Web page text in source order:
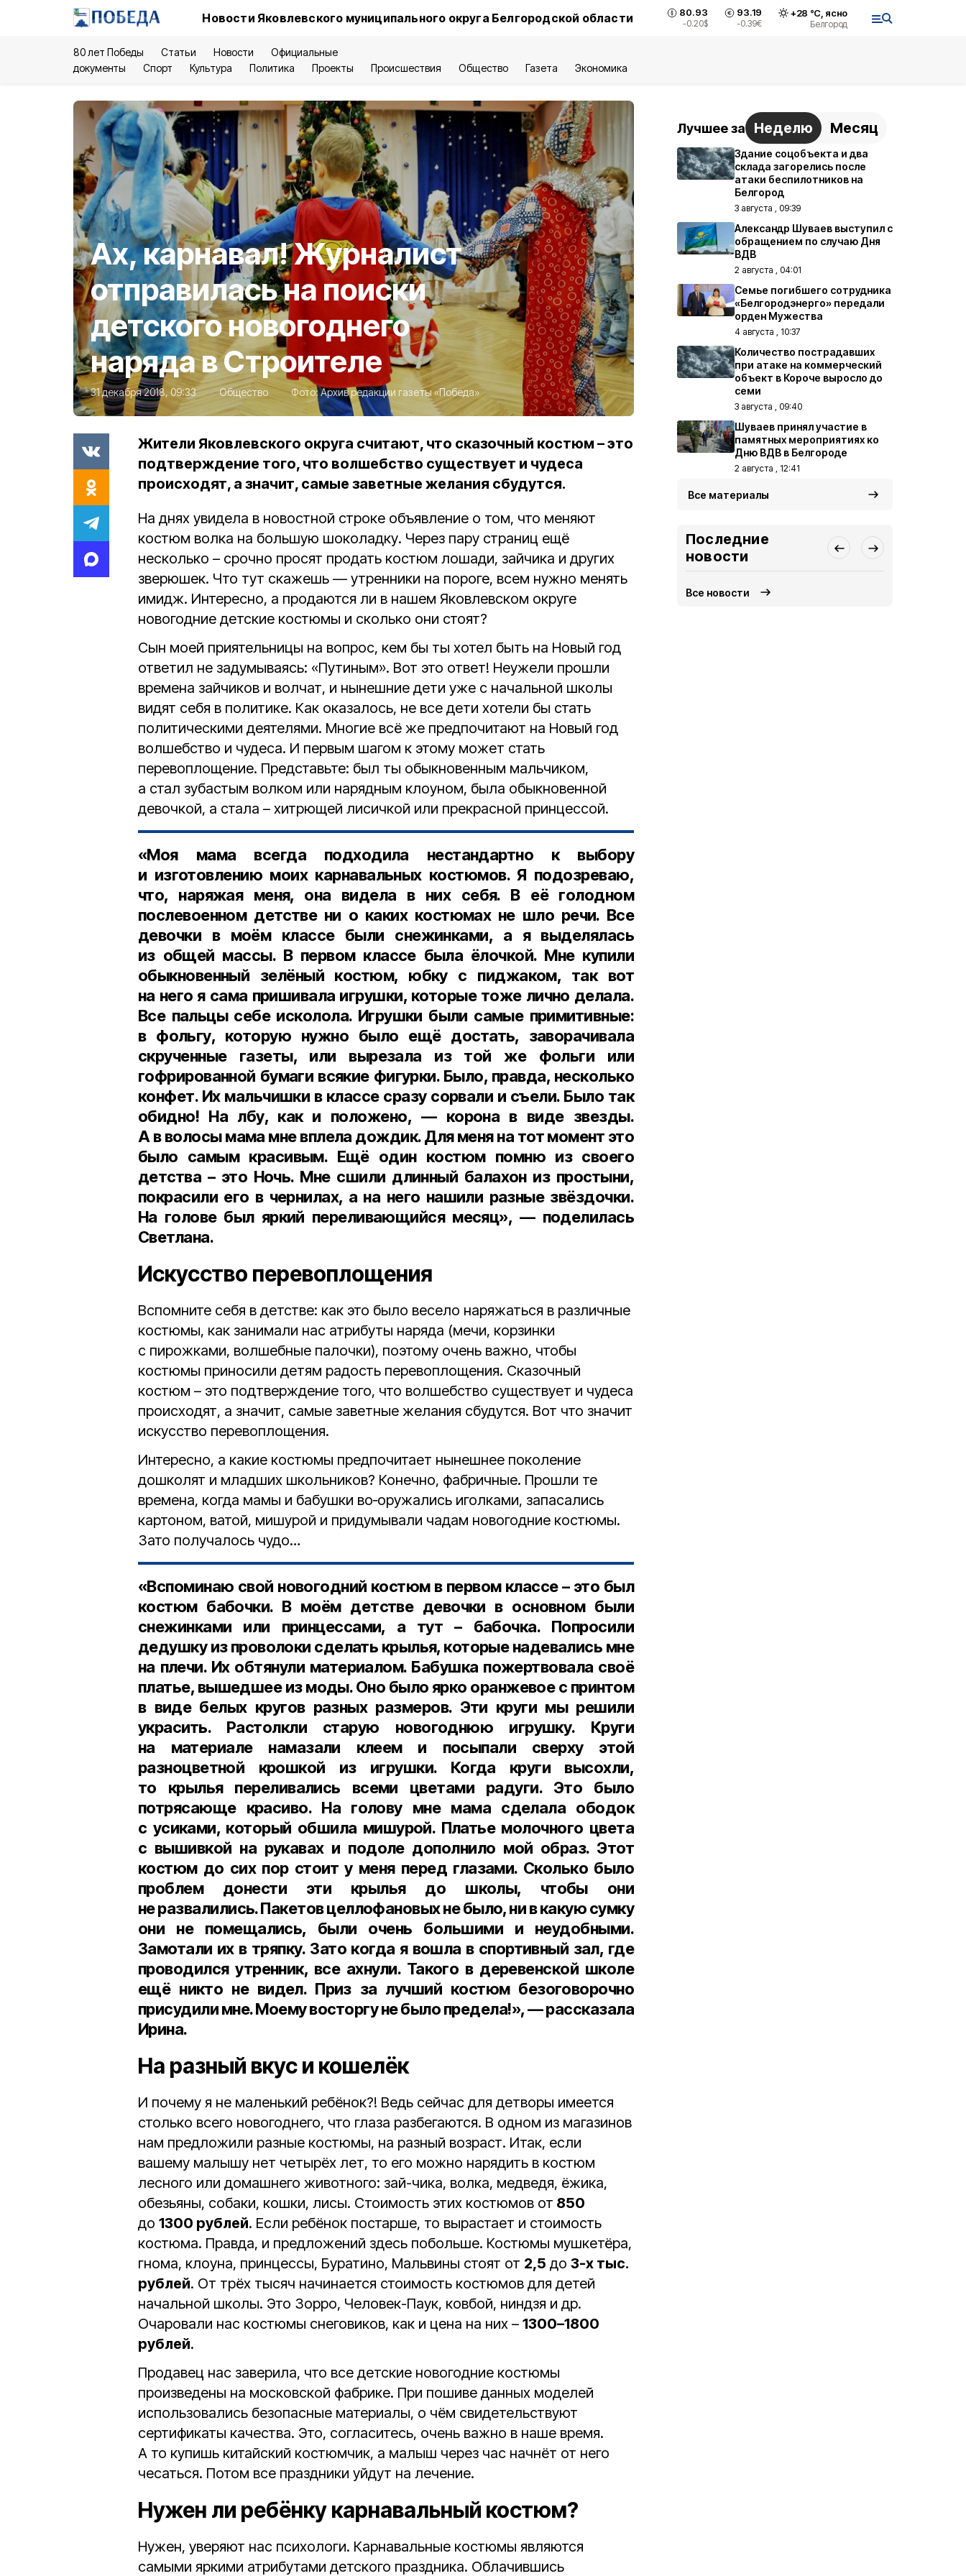
Новости Яковлевского муниципального округа Белгородской области 80.93
-0.20$
93.19
-0.39€
+28 °С, ясно
Белгород
80 лет Победы Статьи Новости
Официальные
документы
Спорт Культура Политика Проекты Происшествия Общество Газета Экономика
Ах, карнавал! Журналист
отправилась на поиски
детского новогоднего
наряда в Строителе
31 декабря 2018, 09:33 Общество Фото:Архив редакции газеты «Победа»
Жители Яковлевского округа считают, что сказочный костюм – это
подтверждение того, что волшебство существует и чудеса
происходят, а значит, самые заветные желания сбудутся.
На днях увидела в новостной строке объявление о том, что меняют
костюм волка на большую шоколадку. Через пару страниц ещё
несколько – срочно просят продать костюм лошади, зайчика и других
зверюшек. Что тут скажешь — утренники на пороге, всем нужно менять
имидж. Интересно, а продаются ли в нашем Яковлевском округе
новогодние детские костюмы и сколько они стоят?
Сын моей приятельницы на вопрос, кем бы ты хотел быть на Новый год
ответил не задумываясь: «Путиным». Вот это ответ! Неужели прошли
времена зайчиков и волчат, и нынешние дети уже с начальной школы
видят себя в политике. Как оказалось, не все дети хотели бы стать
политическими деятелями. Многие всё же предпочитают на Новый год
волшебство и чудеса. И первым шагом к этому может стать
перевоплощение. Представьте: был ты обыкновенным мальчиком,
а стал зубастым волком или нарядным клоуном, была обыкновенной
девочкой, а стала – хитрющей лисичкой или прекрасной принцессой.
«Моя мама всегда подходила нестандартно к выбору
и изготовлению моих карнавальных костюмов. Я подозреваю,
что, наряжая меня, она видела в них себя. В её голодном
послевоенном детстве ни о каких костюмах не шло речи. Все
девочки в моём классе были снежинками, а я выделялась
из общей массы. В первом классе была ёлочкой. Мне купили
обыкновенный зелёный костюм, юбку с пиджаком, так вот
на него я сама пришивала игрушки, которые тоже лично делала.
Все пальцы себе исколола. Игрушки были самые примитивные:
в фольгу, которую нужно было ещё достать, заворачивала
скрученные газеты, или вырезала из той же фольги или
гофрированной бумаги всякие фигурки. Было, правда, несколько
конфет. Их мальчишки в классе сразу сорвали и съели. Было так
обидно! На лбу, как и положено, — корона в виде звезды.
А в волосы мама мне вплела дождик. Для меня на тот момент это
было самым красивым. Ещё один костюм помню из своего
детства – это Ночь. Мне сшили длинный балахон из простыни,
покрасили его в чернилах, а на него нашили разные звёздочки.
На голове был яркий переливающийся месяц», — поделилась
Светлана.
Искусство перевоплощения
Вспомните себя в детстве: как это было весело наряжаться в различные
костюмы, как занимали нас атрибуты наряда (мечи, корзинки
с пирожками, волшебные палочки), поэтому очень важно, чтобы
костюмы приносили детям радость перевоплощения. Сказочный
костюм – это подтверждение того, что волшебство существует и чудеса
происходят, а значит, самые заветные желания сбудутся. Вот что значит
искусство перевоплощения.
Интересно, а какие костюмы предпочитает нынешнее поколение
дошколят и младших школьников? Конечно, фабричные. Прошли те
времена, когда мамы и бабушки во‑оружались иголками, запасались
картоном, ватой, мишурой и придумывали чадам новогодние костюмы.
Зато получалось чудо…
«Вспоминаю свой новогодний костюм в первом классе – это был
костюм бабочки. В моём детстве девочки в основном были
снежинками или принцессами, а тут – бабочка. Попросили
дедушку из проволоки сделать крылья, которые надевались мне
на плечи. Их обтянули материалом. Бабушка пожертвовала своё
платье, вышедшее из моды. Оно было ярко оранжевое с принтом
в виде белых кругов разных размеров. Эти круги мы решили
украсить. Растолкли старую новогоднюю игрушку. Круги
на материале намазали клеем и посыпали сверху этой
разноцветной крошкой из игрушки. Когда круги высохли,
то крылья переливались всеми цветами радуги. Это было
потрясающе красиво. На голову мне мама сделала ободок
с усиками, который обшила мишурой. Платье молочного цвета
с вышивкой на рукавах и подоле дополнило мой образ. Этот
костюм до сих пор стоит у меня перед глазами. Сколько было
проблем донести эти крылья до школы, чтобы они
не развалились. Пакетов целлофановых не было, ни в какую сумку
они не помещались, были очень большими и неудобными.
Замотали их в тряпку. Зато когда я вошла в спортивный зал, где
проводился утренник, все ахнули. Такого в деревенской школе
ещё никто не видел. Приз за лучший костюм безоговорочно
присудили мне. Моему восторгу не было предела!», — рассказала
Ирина.
На разный вкус и кошелёк
И почему я не маленький ребёнок?! Ведь сейчас для детворы имеется
столько всего новогоднего, что глаза разбегаются. В одном из магазинов
нам предложили разные костюмы, на разный возраст. Итак, если
вашему малышу нет четырёх лет, то его можно нарядить в костюм
лесного или домашнего животного: зай-чика, волка, медведя, ёжика,
обезьяны, собаки, кошки, лисы. Стоимость этих костюмов от 850
до 1300 рублей. Если ребёнок постарше, то вырастает и стоимость
костюма. Правда, и предложений здесь побольше. Костюмы мушкетёра,
гнома, клоуна, принцессы, Буратино, Мальвины стоят от 2,5 до 3-х тыс.
рублей. От трёх тысяч начинается стоимость костюмов для детей
начальной школы. Это Зорро, Человек-Паук, ковбой, ниндзя и др.
Очаровали нас костюмы снеговиков, как и цена на них – 1300–1800
рублей.
Продавец нас заверила, что все детские новогодние костюмы
произведены на московской фабрике. При пошиве данных моделей
использовались безопасные материалы, о чём свидетельствуют
сертификаты качества. Это, согласитесь, очень важно в наше время.
А то купишь китайский костюмчик, а малыш через час начнёт от него
чесаться. Потом все праздники уйдут на лечение.
Нужен ли ребёнку карнавальный костюм?
Нужен, уверяют нас психологи. Карнавальные костюмы являются
самыми яркими атрибутами детского праздника. Облачившись
Лучшее за Неделю Месяц
Здание соцобъекта и два
склада загорелись после
атаки беспилотников на
Белгород
3 августа , 09:39
Александр Шуваев выступил с
обращением по случаю Дня
ВДВ
2 августа , 04:01
Семье погибшего сотрудника
«Белгородэнерго» передали
орден Мужества
4 августа , 10:37
Количество пострадавших
при атаке на коммерческий
объект в Короче выросло до
семи
3 августа , 09:40
Шуваев принял участие в
памятных мероприятиях ко
Дню ВДВ в Белгороде
2 августа , 12:41
Все материалы
Последние
новости
Все новости